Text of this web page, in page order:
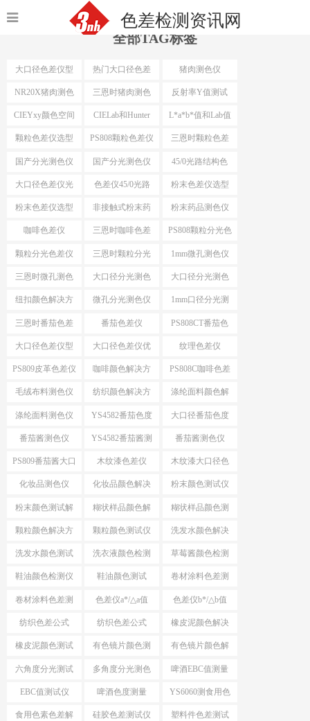
色差检测资讯网
全部TAG标签
大口径色差仪型
号
热门大口径色差
仪选型
猪肉测色仪
NR20X猪肉测色
仪
三恩时猪肉测色
仪
反射率Y值测试
CIEYxy颜色空间 CIELab和Hunter
Lab
L*a*b*值和Lab值
颗粒色差仪选型 PS808颗粒色差仪 三恩时颗粒色差
仪
国产分光测色仪 国产分光测色仪
最小口径
45/0光路结构色
差仪
大口径色差仪光
路结构
色差仪45/0光路
结构
粉末色差仪选型
粉末色差仪选型
依据
非接触式粉末药
品测色仪
粉末药品测色仪
咖啡色差仪 三恩时咖啡色差
仪
PS808颗粒分光色
差仪
颗粒分光色差仪 三恩时颗粒分光
色差仪
1mm微孔测色仪
三恩时微孔测色
仪
大口径分光测色
仪选型推荐
大口径分光测色
仪选型
纽扣颜色解决方
案
微孔分光测色仪 1mm口径分光测
色仪
三恩时番茄色差
仪
番茄色差仪 PS808CT番茄色
差仪
大口径色差仪型
号推荐
大口径色差仪优
势
纹理色差仪
PS809皮革色差仪 咖啡颜色解决方
案
PS808C咖啡色差
仪
毛绒布料测色仪 纺织颜色解决方
案
涤纶面料颜色解
决方案
涤纶面料测色仪 YS4582番茄色度
仪
大口径番茄色度
仪YS4582
番茄酱测色仪 YS4582番茄酱测
色仪
番茄酱测色仪
PS809
PS809番茄酱大口
径测色仪
木纹漆色差仪 木纹漆大口径色
差仪
化妆品测色仪 化妆品颜色解决
方案
粉末颜色测试仪
选择
粉末颜色测试解
决方案
糊状样品颜色解
决方案
糊状样品颜色测
量
颗粒颜色解决方
案
颗粒颜色测试仪 洗发水颜色解决
方案
洗发水颜色测试
仪
洗衣液颜色检测
仪
草莓酱颜色检测
仪
鞋油颜色检测仪 鞋油颜色测试 卷材涂料色差测
试
卷材涂料色差测
试仪
色差仪a*/△a值 色差仪b*/△b值
纺织色差公式
ΔE*CMC
纺织色差公式
△E*94
橡皮泥颜色解决
方案
橡皮泥颜色测试
仪
有色镜片颜色测
量
有色镜片颜色解
决方案
六角度分光测试 多角度分光测色
仪
啤酒EBC值测量
EBC值测试仪 啤酒色度测量 YS6060测食用色
素颜色
食用色素色差解 硅胶色差测试仪 塑料件色差测试